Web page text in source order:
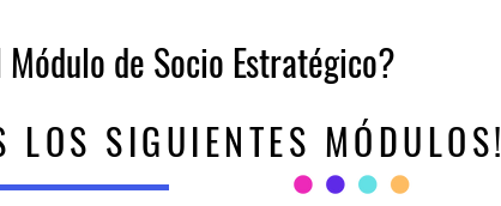
de Socio Estratégico?
LOS SIGUIENTES MÓDULOS!